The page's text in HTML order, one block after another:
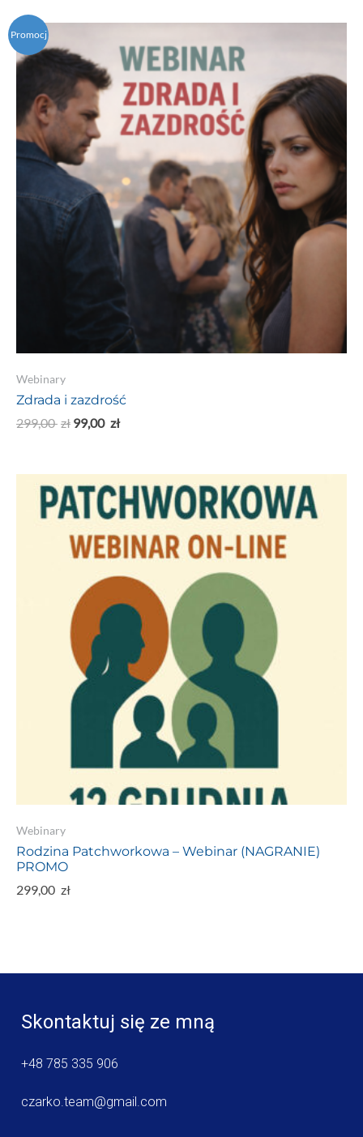
Promocj
Webinary
Zdrada i zazdrość
299,00 zł 99,00 zł
Webinary
Rodzina Patchworkowa – Webinar (NAGRANIE)
PROMO
299,00 zł
Skontaktuj się ze mną
+48 785 335 906
czarko.team@gmail.com